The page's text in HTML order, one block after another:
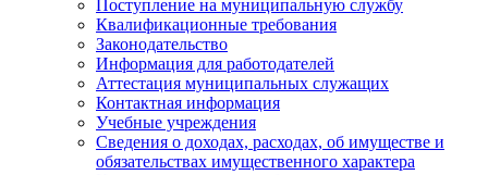
Поступление на муниципальную службу
Квалификационные требования
Законодательство
Информация для работодателей
Аттестация муниципальных служащих
Контактная информация
Учебные учреждения
Сведения о доходах, расходах, об имуществе и
обязательствах имущественного характера